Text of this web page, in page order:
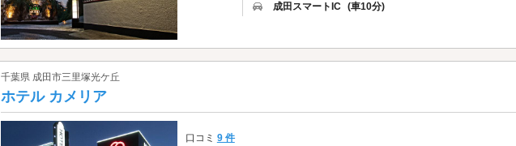
成田スマートIC (車10分)
千葉県 成田市三里塚光ケ丘
ホテル カメリア
口コミ 9 件